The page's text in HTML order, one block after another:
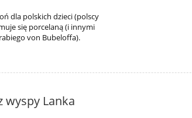
dla polskich dzieci (polscy
się porcelaną (i innymi
von Bubeloffa).
wyspy Lanka